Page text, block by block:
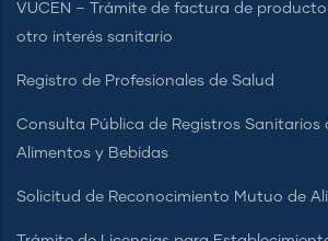
VUCEN – Trámite de factura de
otro interés sanitario
Registro de Profesionales de Salud
Consulta Pública de Registros Sanitarios
Alimentos y Bebidas
Solicitud de Reconocimiento Mutuo de